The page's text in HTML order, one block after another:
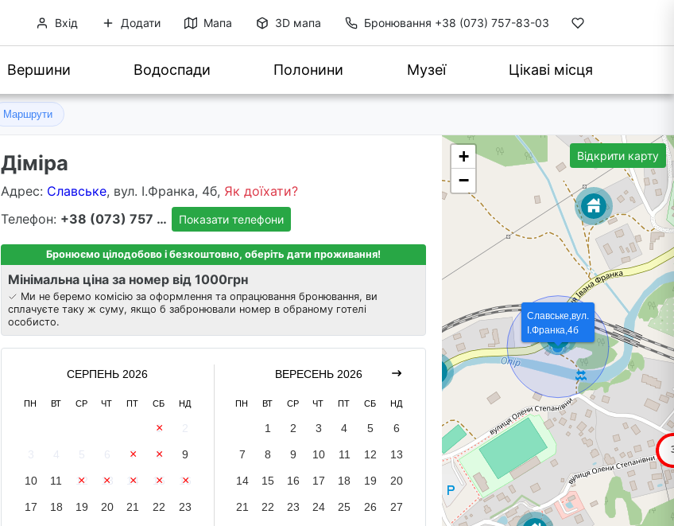
Вхід Додати Мапа 3D мапа Бронювання +38 (073) 757-83-03
Вершини Водоспади Полонини Музеї Цікаві місця
Маршрути
Діміра
Адрес: Славське, вул. І.Франка, 4б, Як доїхати?
Телефон:
+38 (073) 757 8303 Показати телефони
Бронюємо цілодобово і безкоштовно, оберіть дати проживання!
Мінімальна ціна за номер від 1000грн
Ми не беремо комісію за оформлення та опрацювання бронювання, ви
сплачуєте таку ж суму, якщо б забронювали номер в обраному готелі
особисто.
СЕРПЕНЬ 2026
ПН ВТ СР ЧТ ПТ СБ НД
1
7 8 9
10 11 12 13 14 15 16
17 18 19 20 21 22 23
ВЕРЕСЕНЬ 2026
ПН ВТ СР ЧТ ПТ СБ НД
1 2 3 4 5 6
7 8 9 10 11 12 13
14 15 16 17 18 19 20
21 22 23 24 25 26 27
Відкрити карту
Славське,вул.
І.Франка,4б
+
−